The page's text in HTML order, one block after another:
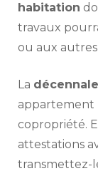
habitation
travaux
ou aux
La décennale
appartement
copropriété.
attestations
transmettez-